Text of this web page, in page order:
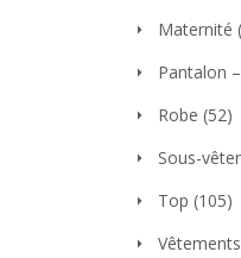
Maternité
Pantalon
Robe (52)
Sous-
Top (105)